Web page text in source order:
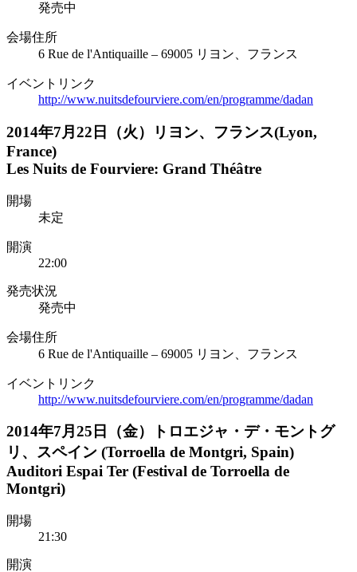
発売中
会場住所
6 Rue de l'Antiquaille – 69005 リヨン、フランス
イベントリンク
http://www.nuitsdefourviere.com/en/programme/dadan
2014年7月22日（火）リヨン、フランス(Lyon,
France)
Les Nuits de Fourviere: Grand Théâtre
開場
未定
開演
22:00
発売状況
発売中
会場住所
6 Rue de l'Antiquaille – 69005 リヨン、フランス
イベントリンク
http://www.nuitsdefourviere.com/en/programme/dadan
2014年7月25日（金）トロエジャ・デ・モントグ
リ、スペイン (Torroella de Montgri, Spain)
Auditori Espai Ter (Festival de Torroella de
Montgri)
開場
21:30
開演